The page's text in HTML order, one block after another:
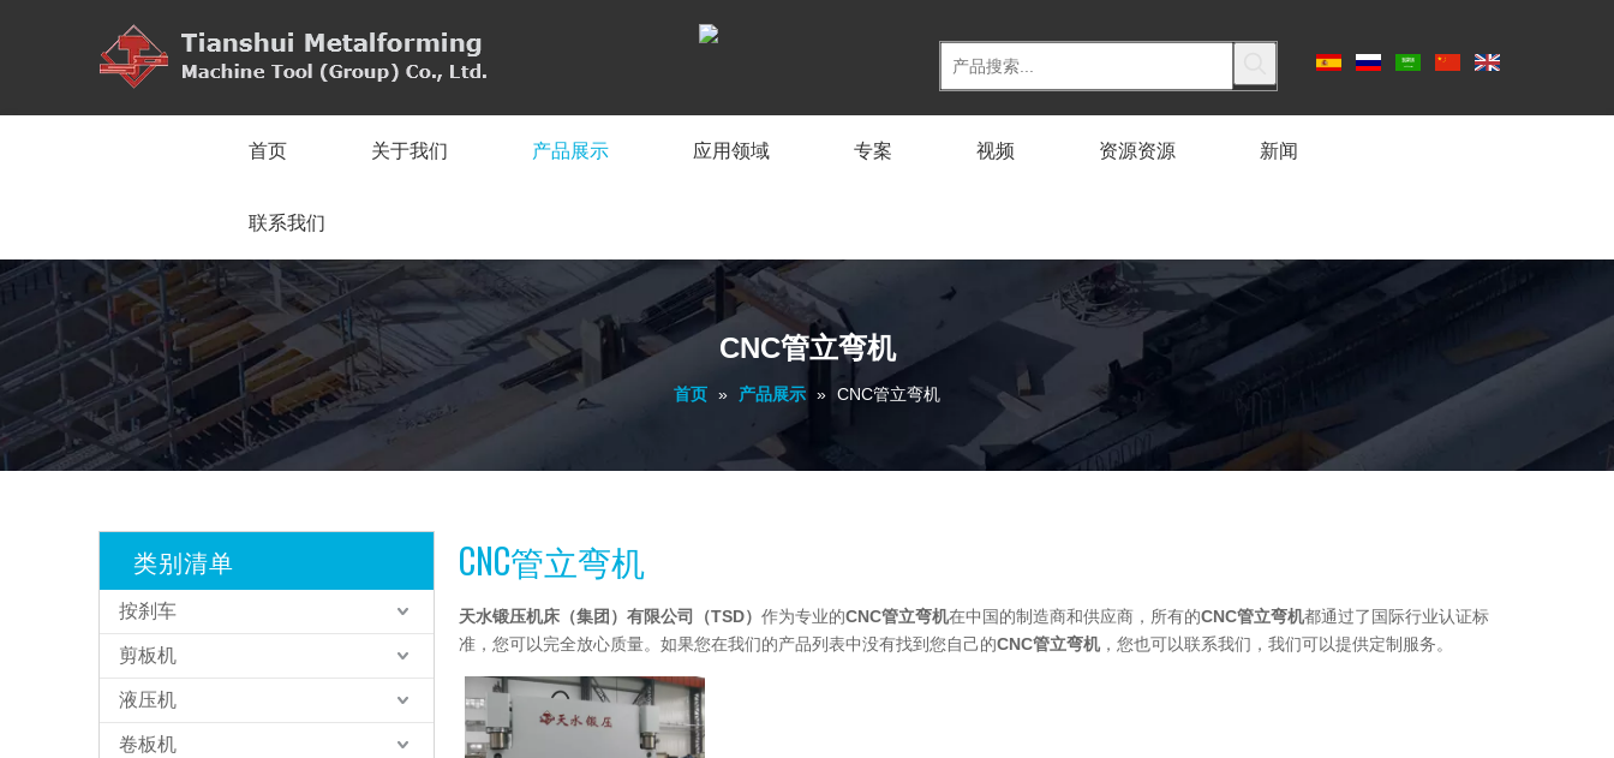
首页 关于我们 产品展示 应用领域 专案 视频 资源资源 新闻
联系我们
CNC管立弯机
首页 » 产品展示 » CNC管立弯机
类别清单
按刹车
剪板机
液压机
卷板机
CNC管立弯机
天水锻压机床（集团）有限公司（TSD） 作为专业的CNC管立弯机在中国的制造商和供应商，所有的CNC管立弯机都通过了国际行业认证标
准，您可以完全放心质量。如果您在我们的产品列表中没有找到您自己的CNC管立弯机，您也可以联系我们，我们可以提供定制服务。